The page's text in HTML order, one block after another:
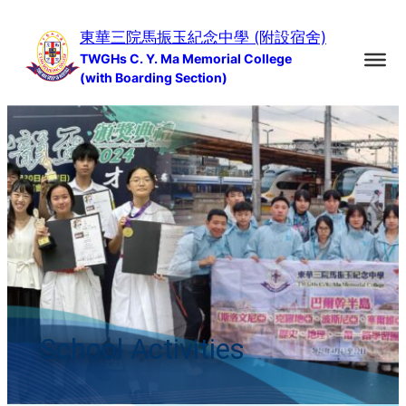
content
東華三院馬振玉紀念中學 (附設宿舍)
TWGHs C. Y. Ma Memorial College
(with Boarding Section)
School Activities